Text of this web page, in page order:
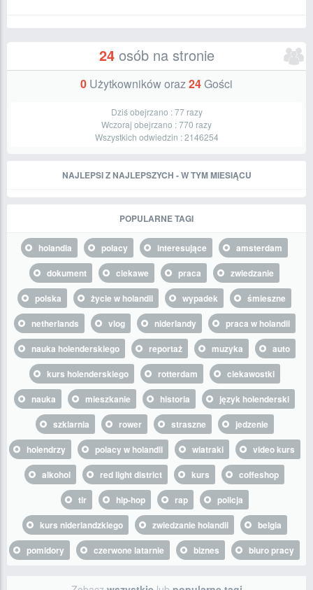
24osób na stronie
0 Użytkowników oraz24Gości
Dziś obejrzano :77razy
Wczoraj obejrzano :770 razy
Wszystkich odwiedzin :2146254
NAJLEPSI Z NAJLEPSZYCH - W TYM MIESIĄCU
POPULARNE TAGI
holandia polacy interesujące
amsterdam
dokument
ciekawe praca
zwiedzanie
polska
życie w holandii wypadek
śmieszne
netherlands
vlog niderlandy
praca w holandii
nauka holenderskiego
reportaż muzyka
auto
kurs holenderskiego
rotterdam
ciekawostki
nauka
mieszkanie historia
język holenderski
szklarnia
rower straszne
jedzenie
holendrzy
polacy w holandii wiatraki
video kurs
alkohol
red light district kurs
coffeshop
tir
hip-hop rap
policja
kurs niderlandzkiego
zwiedzanie holandii
belgia
pomidory
czerwone latarnie biznes biuro pracy